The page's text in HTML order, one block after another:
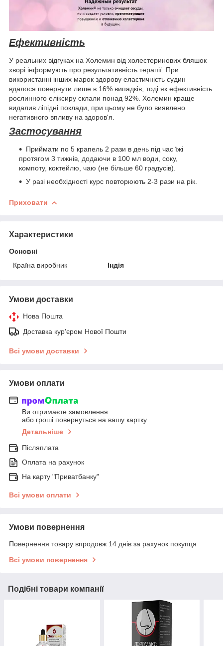
Ефективність
У реальних відгуках на Холемин від холестеринових бляшок
хворі інформують про результативність терапії. При
використанні інших марок здорову еластичність судин
вдалося повернути лише в 16% випадків, тоді як ефективність
рослинного еліксиру склали понад 92%. Холемин краще
видалив ліпідні поклади, при цьому не було виявлено
негативного впливу на здоров'я.
Застосування
Приймати по 5 крапель 2 рази в день під час їжі
протягом 3 тижнів, додаючи в 100 мл води, соку,
компоту, коктейлю, чаю (не більше 60 градусів).
У разі необхідності курс повторюють 2-3 рази на рік.
Приховати
Характеристики
Основні
Країна виробник
Індія
Умови доставки
Нова Пошта
Доставка кур'єром Нової Пошти
Всі умови доставки
Умови оплати
Ви отримаєте замовлення
або гроші повернуться на вашу картку
Детальніше
Післяплата
Оплата на рахунок
На карту "Приватбанку"
Всі умови оплати
Умови повернення
Повернення товару впродовж 14 днів за рахунок покупця
Всі умови повернення
Подібні товари компанії